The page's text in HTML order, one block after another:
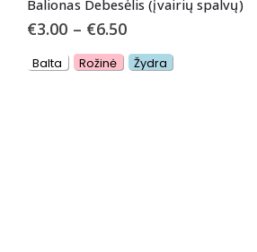
Balionas Debesėlis (įvairių spalvų)
€3.00 – €6.50
Balta Rožinė Žydra